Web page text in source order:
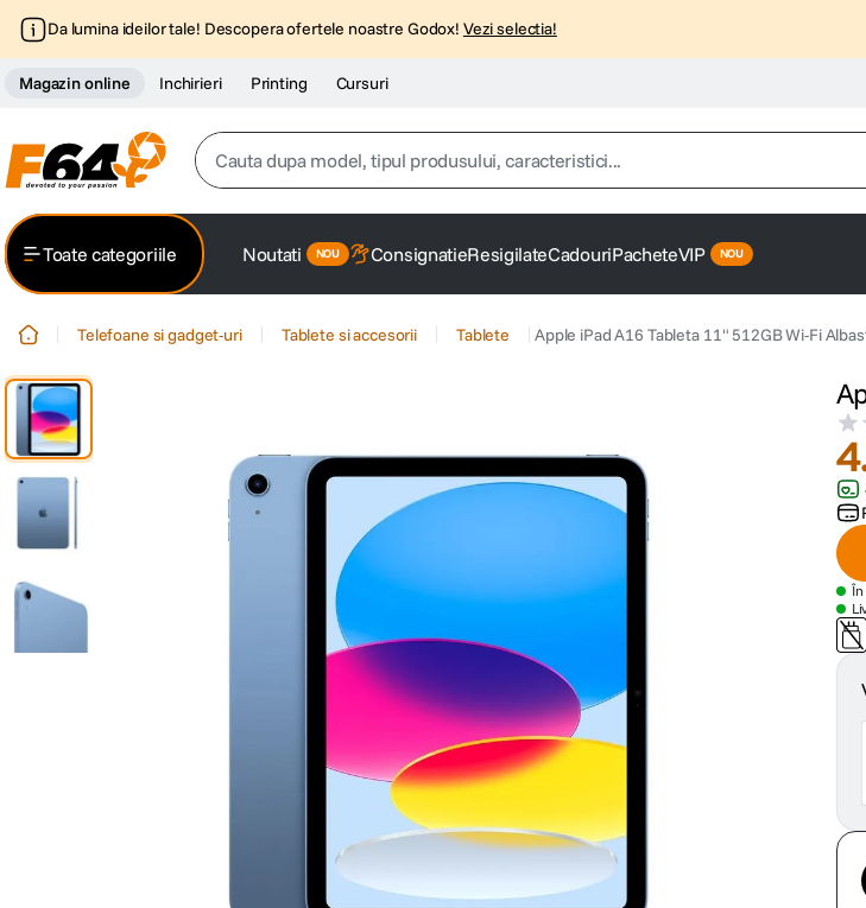
Da lumina ideilor tale! Descopera ofertele noastre Godox! Vezi selectia!
Magazin online Inchirieri Printing Cursuri
Cauta dupa model, tipul produsului, caracteristici...
trepied
4. peak design
. canon sx740 hs
lavaliera
card memorie
dji mic mini
Toate categoriile Noutati ConsignatieResigilateCadouriPacheteVIP
Telefoane si gadget-uri Tablete si accesorii Tablete Apple iPad A16 Tableta 11" 512GB Wi-Fi
4
În